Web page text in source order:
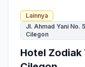
Lainnya
Jl. Ahmad Yani No.
Cilegon
Hotel Zodiak